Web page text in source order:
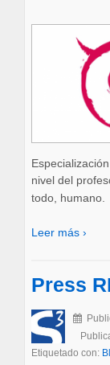
nivel del
todo, humano.
Leer más ›
Press
Etiquetado con: